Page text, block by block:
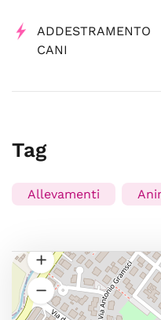
ADDESTRAMENTO
CANI
Tag
Allevamenti